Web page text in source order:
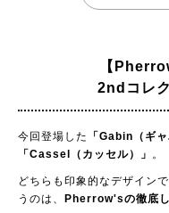
【
2ndコレ
今回登場した 「Gabin（ギャ
「Cassel（カッセル）」 。
どちらも印象的なデザイン
うのは、
Pherrow'sの徹底